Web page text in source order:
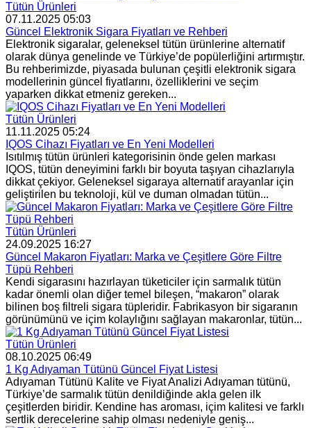
Tütün Ürünleri
07.11.2025 05:03
Güncel Elektronik Sigara Fiyatları ve Rehberi
Elektronik sigaralar, geleneksel tütün ürünlerine alternatif
olarak dünya genelinde ve Türkiye’de popülerliğini artırmıştır.
Bu rehberimizde, piyasada bulunan çeşitli elektronik sigara
modellerinin güncel fiyatlarını, özelliklerini ve seçim
yaparken dikkat etmeniz gereken...
Tütün Ürünleri
11.11.2025 05:24
IQOS Cihazı Fiyatları ve En Yeni Modelleri
Isıtılmış tütün ürünleri kategorisinin önde gelen markası
IQOS, tütün deneyimini farklı bir boyuta taşıyan cihazlarıyla
dikkat çekiyor. Geleneksel sigaraya alternatif arayanlar için
geliştirilen bu teknoloji, kül ve duman olmadan tütün...
Tütün Ürünleri
24.09.2025 16:27
Güncel Makaron Fiyatları: Marka ve Çeşitlere Göre Filtre
Tüpü Rehberi
Kendi sigarasını hazırlayan tüketiciler için sarmalık tütün
kadar önemli olan diğer temel bileşen, “makaron” olarak
bilinen boş filtreli sigara tüpleridir. Fabrikasyon bir sigaranın
görünümünü ve içim kolaylığını sağlayan makaronlar, tütün...
Tütün Ürünleri
08.10.2025 06:49
1 Kg Adıyaman Tütünü Güncel Fiyat Listesi
Adıyaman Tütünü Kalite ve Fiyat Analizi Adıyaman tütünü,
Türkiye’de sarmalık tütün denildiğinde akla gelen ilk
çeşitlerden biridir. Kendine has aroması, içim kalitesi ve farklı
sertlik derecelerine sahip olması nedeniyle geniş...